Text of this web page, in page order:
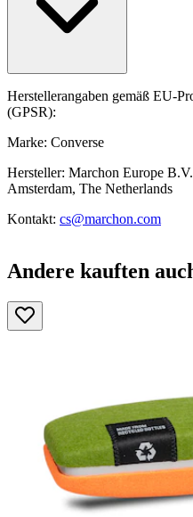
Herstellerangaben gemäß EU-
(GPSR):
Marke: Converse
Hersteller: Marchon Europe
Amsterdam, The Netherlands
Kontakt: cs@marchon.com
Andere kauften